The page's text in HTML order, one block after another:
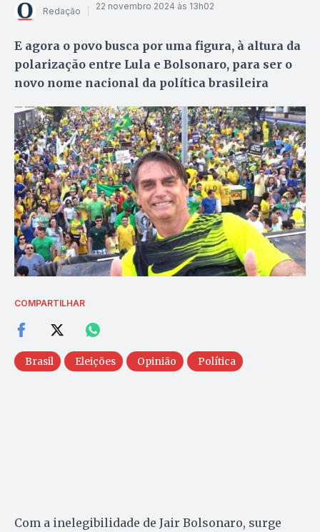
Redação 22 novembro 2024 às 13h02
E agora o povo busca por uma figura, à altura da
polarização entre Lula e Bolsonaro, para ser o
novo nome nacional da política brasileira
COMPARTILHAR
Brasil Eleições Opinião Política
Com a inelegibilidade de Jair Bolsonaro, surge